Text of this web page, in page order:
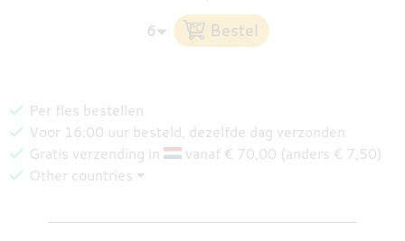
Per fles bestellen
Voor 16:00 uur besteld, dezelfde dag verzonden
Gratis verzending in
vanaf € 70,00 (anders € 7,50)
Other countries ⏷